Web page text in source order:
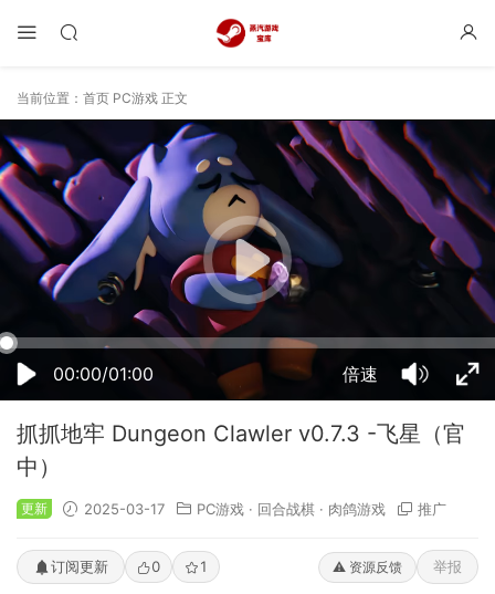
当前位置： 首页 PC游戏 正文
00:00/01:00 倍速
50% 75% 100%
抓抓地牢 Dungeon Clawler v0.7.3 -飞星（官
中）
更新 2025-03-17 PC游戏 · 回合战棋 · 肉鸽游戏 推广
订阅更新 0 1 ⚠️ 资源反馈 举报